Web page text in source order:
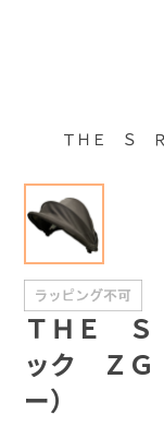
ＴＨＥ Ｓ
ＴＨＥ Ｓ
ック ＺＧ
ー）